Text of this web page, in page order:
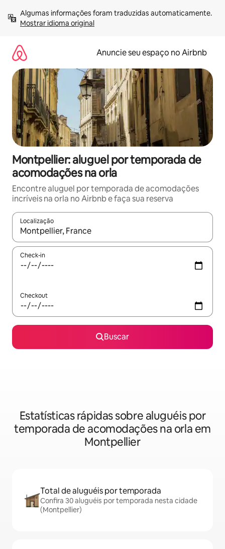
para
Mostrar idioma original
Anuncie seu espaço no Airbnb
Montpellier: aluguel por temporada de
acomodações na orla
Encontre aluguel por temporada de acomodações
incríveis na orla no Airbnb e faça sua reserva
Localização
Quando os resultados estiverem disponíveis, explore-os
Check-in
Checkout
Buscar
Estatísticas rápidas sobre aluguéis por
temporada de acomodações na orla em
Montpellier
Total de aluguéis por temporada
Confira 30 aluguéis por temporada nesta cidade
(Montpellier)